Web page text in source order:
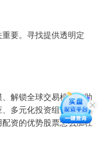
要。寻找提供透明定
解锁全球交易机遇和助
多元化投资组合和利用
资的优势股票怎么加杠